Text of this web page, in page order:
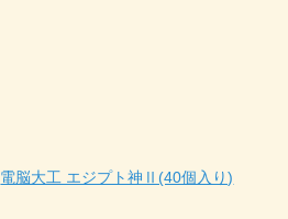
電脳大工 エジプト神Ⅱ(40個入り)